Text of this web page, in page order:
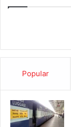
Popular